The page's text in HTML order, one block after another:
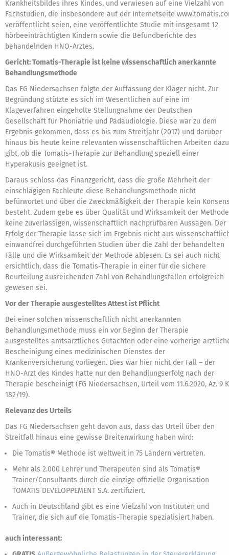
Krankheitsbildes ihres Kindes, und verwiesen auf eine Vielzahl von
Fachstudien, die insbesondere auf der Internetseite
veröffentlicht seien, eine veröffentlichte Studie mit insgesamt 12
hörbeeinträchtigten Kindern sowie die Befundberichte des
behandelnden HNO-Arztes.
Gericht: Tomatis-Therapie ist keine wissenschaftlich anerkannte
Behandlungsmethode
Das FG Niedersachsen folgte der Auffassung der Kläger nicht. Zur
Begründung stützte es sich im Wesentlichen auf eine im
Klageverfahren eingeholte Stellungnahme der Deutschen
Gesellschaft für Phoniatrie und Pädaudiologie. Diese war zu dem
Ergebnis gekommen, dass es bis zum Streitjahr (2017) und darüber
hinaus bis heute keine relevanten wissenschaftlichen Arbeiten dazu
gibt, ob die Tomatis-Therapie zur Behandlung speziell einer
Hyperakusis geeignet ist.
Daraus schloss das Finanzgericht, dass die große Mehrheit der
einschlägigen Fachleute diese Behandlungsmethode nicht
befürwortet und über die Zweckmäßigkeit der Therapie kein
besteht. Zudem gebe es über Qualität und Wirksamkeit der Methode
keine zuverlässigen, wissenschaftlich nachprüfbaren Aussagen. Der
Erfolg der Therapie lasse sich im Ergebnis nicht aus
einwandfrei durchgeführten Studien über die Zahl der behandelten
Fälle und die Wirksamkeit der Methode ablesen. Es sei auch nicht
ersichtlich, dass die Tomatis-Therapie in einer für die sichere
Beurteilung ausreichenden Zahl von Behandlungsfällen erfolgreich
gewesen sei.
Vor der Therapie ausgestelltes Attest ist Pflicht
Bei einer solchen wissenschaftlich nicht anerkannten
Behandlungsmethode muss ein vor Beginn der Therapie
ausgestelltes amtsärztliches Gutachten oder eine vorherige
Bescheinigung eines medizinischen Dienstes der
Krankenversicherung vorliegen. Dies war hier nicht der Fall – der
HNO-Arzt des Kindes hatte nur den Behandlungserfolg nach der
Therapie bescheinigt (FG Niedersachsen, Urteil vom 11.6.2020, Az. 9 K
182/19).
Relevanz des Urteils
Das FG Niedersachsen geht davon aus, dass das Urteil über den
Streitfall hinaus eine gewisse Breitenwirkung haben wird:
Die Tomatis® Methode ist weltweit in 75 Ländern vertreten.
Mehr als 2.000 Lehrer und Therapeuten sind als Tomatis®
Trainer/Consultants durch die einzige offizielle Organisation
TOMATIS DEVELOPPEMENT S.A. zertifiziert.
Auch in Deutschland gibt es eine Vielzahl von Instituten und
Trainer, die sich auf die Tomatis-Therapie spezialisiert haben.
auch interessant: